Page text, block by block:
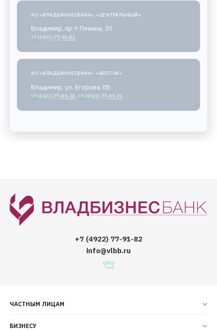
АО «ВЛАДБИЗНЕСБАНК» «ЦЕНТРАЛЬНЫЙ»
Владимир, пр-т Ленина, 35
+7 (4922) 77-91-82
АО «ВЛАДБИЗНЕСБАНК» «ВОСТОК»
Владимир, ул. Егорова, 8Б
+7 (4922) 77-89-34 , +7 (4922) 77-89-35
+7 (4922) 77-91-82
info@vlbb.ru
ЧАСТНЫМ ЛИЦАМ
БИЗНЕСУ